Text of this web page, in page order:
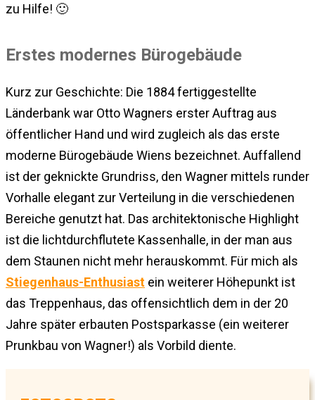
zu Hilfe! 🙂
Erstes modernes Bürogebäude
Kurz zur Geschichte: Die 1884 fertiggestellte
Länderbank war Otto Wagners erster Auftrag aus
öffentlicher Hand und wird zugleich als das erste
moderne Bürogebäude Wiens bezeichnet. Auffallend
ist der geknickte Grundriss, den Wagner mittels runder
Vorhalle elegant zur Verteilung in die verschiedenen
Bereiche genutzt hat. Das architektonische Highlight
ist die lichtdurchflutete Kassenhalle, in der man aus
dem Staunen nicht mehr herauskommt. Für mich als
Stiegenhaus-Enthusiast ein weiterer Höhepunkt ist
das Treppenhaus, das offensichtlich dem in der 20
Jahre später erbauten Postsparkasse (ein weiterer
Prunkbau von Wagner!) als Vorbild diente.